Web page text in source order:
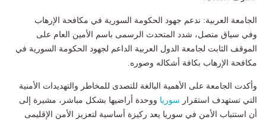
الجامعة العربية: ندعم جهود الحكومة السورية في مكافحة الإرهاب
وفي سياق متصل، شدد المتحدث الرسمى باسم الأمين العام على
الموقف الثابت لجامعة الدول العربية الداعم لجهود الحكومة السورية في
مكافحة الإرهاب بكافة أشكاله وصوره.
وأكدت الجامعة على الأهمية البالغة للتصدى للمخاطر والتهديدات الأمنية
التي تستهدف استقرار سوريا ووحدة أراضيها بشكل مباشر، مشيرة إلى
أن استتباب الأمن في سوريا يعد ركيزة أساسية لتعزيز الأمن الإقليمى